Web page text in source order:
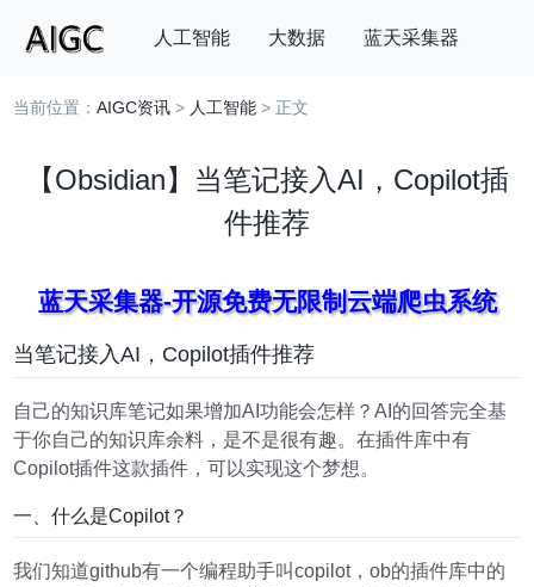
人工智能 大数据 蓝天采集器
搜索
当前位置：AIGC资讯 > 人工智能 > 正文
【Obsidian】当笔记接入AI，Copilot插
件推荐
蓝天采集器-开源免费无限制云端爬虫系统
当笔记接入AI，Copilot插件推荐
自己的知识库笔记如果增加AI功能会怎样？AI的回答完全基
于你自己的知识库余料，是不是很有趣。在插件库中有
Copilot插件这款插件，可以实现这个梦想。
一、什么是Copilot？
我们知道github有一个编程助手叫copilot，ob的插件库中的